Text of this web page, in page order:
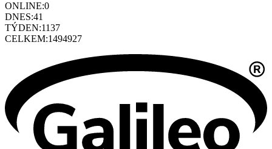
ONLINE:0
DNES:41
TÝDEN:1137
CELKEM:1494927